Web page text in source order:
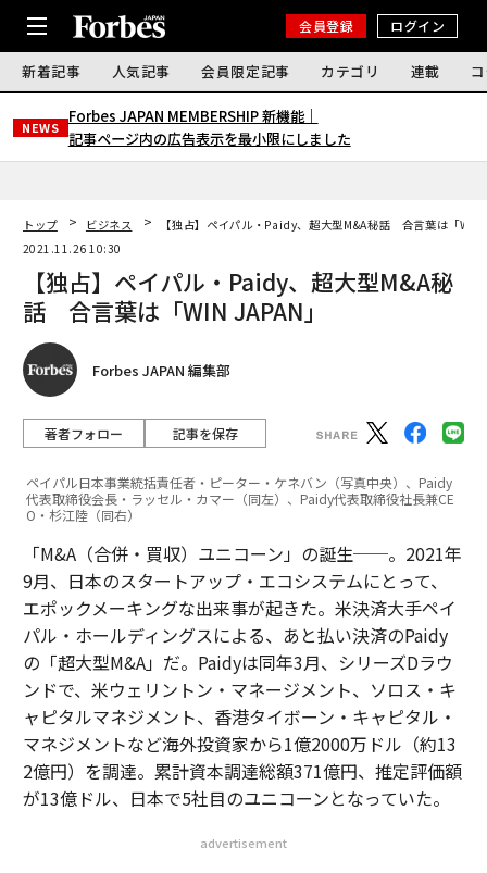
会員登録 ログイン
新着記事 人気記事 会員限定記事 カテゴリ 連載
NEWS
Forbes JAPAN MEMBERSHIP 新機能｜
記事ページ内の広告表示を最小限にしました
トップ ビジネス
【独占】ペイパル・Paidy、超大型M&A秘話 合言葉は「WIN
2021.11.26 10:30
【独占】ペイパル・Paidy、超大型M&A秘
話 合言葉は「WIN JAPAN」
Forbes JAPAN 編集部
著者フォロー 記事を保存
ペイパル日本事業統括責任者・ピーター・ケネバン（写真中央）、Paidy
代表取締役会長・ラッセル・カマー（同左）、Paidy代表取締役社長兼CE
O・杉江陸（同右）
「M&A（合併・買収）ユニコーン」の誕生──。2021年
9月、日本のスタートアップ・エコシステムにとって、
エポックメーキングな出来事が起きた。米決済大手ペイ
パル・ホールディングスによる、あと払い決済のPaidy
の「超大型M&A」だ。Paidyは同年3月、シリーズDラウ
ンドで、米ウェリントン・マネージメント、ソロス・キ
ャピタルマネジメント、香港タイボーン・キャピタル・
マネジメントなど海外投資家から1億2000万ドル（約13
2億円）を調達。累計資本調達総額371億円、推定評価額
が13億ドル、日本で5社目のユニコーンとなっていた。
advertisement